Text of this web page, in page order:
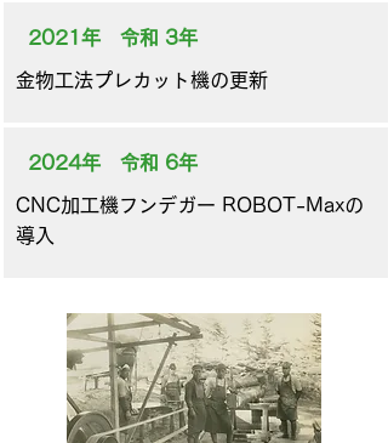
2021年 令和 3年
金物工法プレカット機の更新
2024年 令和 6年
​CNC加工機フンデガー ROBOT-Maxの
導入